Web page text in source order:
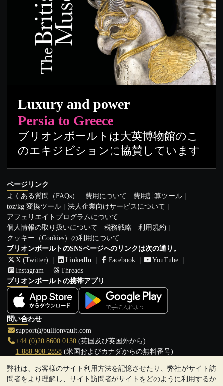
弊社は、お客様のサイト利用方法を記憶させたり、弊社がサイト訪
問者をより理解し、サイト訪問者がサイトをどのように利用するか
Luxury and power
Persia to Greece
ブリオンボールトは大英博物館のこ
のエキジビションに協賛しています
ページリンク
よくある質問（FAQs）
費用について
費用計算ツール
toz/kg 変換ツール
法人企業向けサービスについて
アフェリエイトプログラムについて
個人情報の取り扱いについて
税務戦略
利用規約
クッキー（Cookies）の利用について
ブリオンボールトのSNSページへのリンクは次の通り。
X (Twitter)
LinkedIn Facebook
YouTube
Instagram
Threads
ブリオンボールトの携帯アプリ
問い合わせ
support@bullionvault.com
+44 (0)20 8600 0130(英国及び英国外から)
1-888-908-2858(米国およびカナダからの無料番号)
クリックして通話を開始